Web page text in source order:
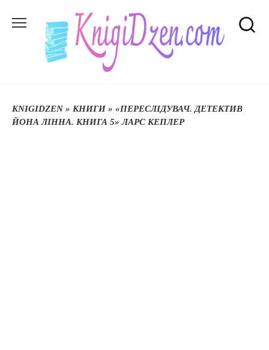
до
KNIGIDZEN» КНИГИ » «ПЕРЕСЛІДУВАЧ. ДЕТЕКТИВ
ЙОНА ЛІННА. КНИГА 5» ЛАРС КЕПЛЕР